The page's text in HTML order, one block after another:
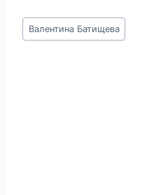
Метки
записи:
Валентина Батищева